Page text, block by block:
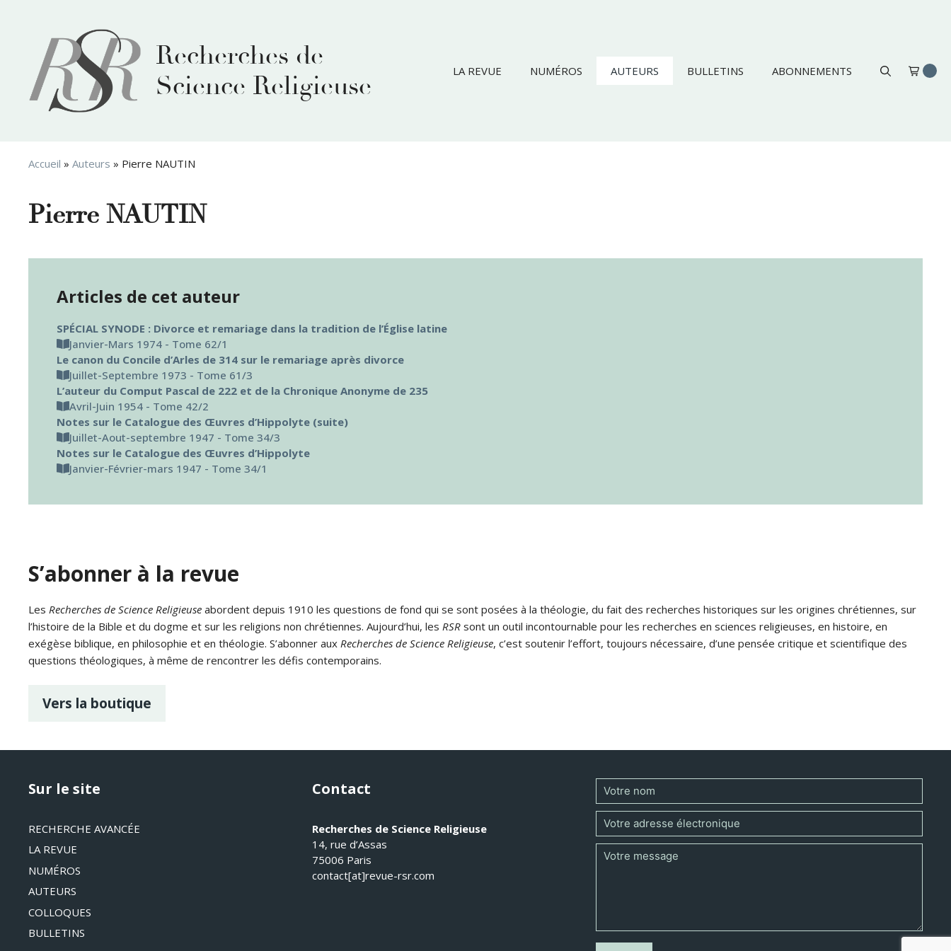
Recherches de
Science Religieuse
LA REVUE NUMÉROS AUTEURS BULLETINS ABONNEMENTS
Accueil » Auteurs » Pierre NAUTIN
Pierre NAUTIN
Articles de cet auteur
SPÉCIAL SYNODE : Divorce et remariage dans la tradition de l’Église latine
Janvier-Mars 1974 - Tome 62/1
Le canon du Concile d’Arles de 314 sur le remariage après divorce
Juillet-Septembre 1973 - Tome 61/3
L’auteur du Comput Pascal de 222 et de la Chronique Anonyme de 235
Avril-Juin 1954 - Tome 42/2
Notes sur le Catalogue des Œuvres d’Hippolyte (suite)
Juillet-Aout-septembre 1947 - Tome 34/3
Notes sur le Catalogue des Œuvres d’Hippolyte
Janvier-Février-mars 1947 - Tome 34/1
S’abonner à la revue
Les Recherches de Science Religieuse abordent depuis 1910 les questions de fond qui se sont posées à la théologie, du fait des recherches historiques sur les origines chrétiennes, sur
l’histoire de la Bible et du dogme et sur les religions non chrétiennes. Aujourd’hui, les RSR sont un outil incontournable pour les recherches en sciences religieuses, en histoire, en
exégèse biblique, en philosophie et en théologie. S’abonner aux Recherches de Science Religieuse, c’est soutenir l’effort, toujours nécessaire, d’une pensée critique et scientifique des
questions théologiques, à même de rencontrer les défis contemporains.
Vers la boutique
Sur le site
RECHERCHE AVANCÉE
LA REVUE
NUMÉROS
AUTEURS
COLLOQUES
BULLETINS
Contact
Recherches de Science Religieuse
14, rue d’Assas
75006 Paris
contact[at]revue-rsr.com